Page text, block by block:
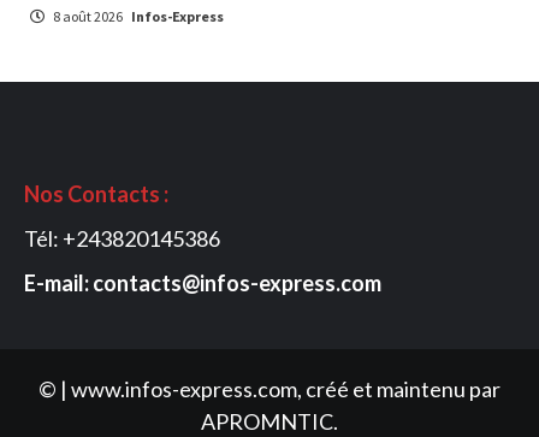
8 août 2026 Infos-Express
Nos Contacts :
Tél: +243820145386
E-mail: contacts@infos-express.com
© | www.infos-express.com, créé et maintenu par
APROMNTIC.